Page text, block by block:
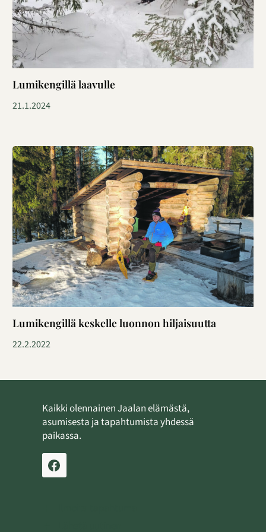
Lumikengillä laavulle
21.1.2024
Lumikengillä keskelle luonnon hiljaisuutta
22.2.2022
Kaikki olennainen Jaalan elämästä,
asumisesta ja tapahtumista yhdessä
paikassa.